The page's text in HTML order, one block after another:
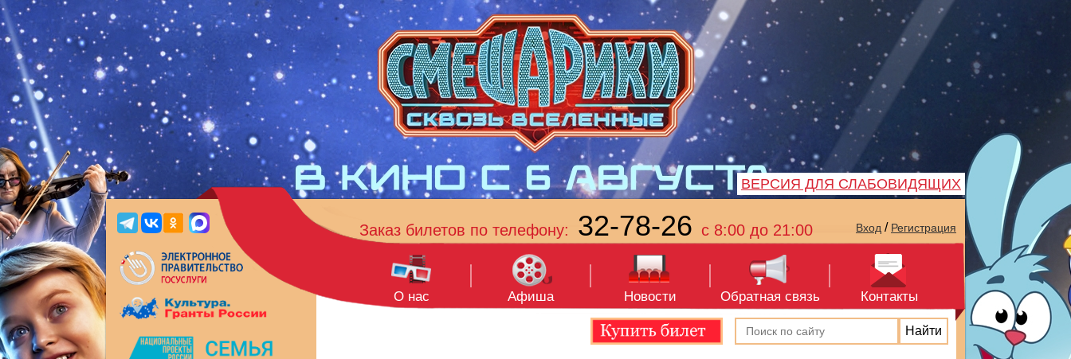
ВЕРСИЯ ДЛЯ СЛАБОВИДЯЩИХ
Заказ билетов по телефону: 32-78-26 с 8:00 до 21:00 Вход / Регистрация
О нас Афиша Новости Обратная связь Контакты